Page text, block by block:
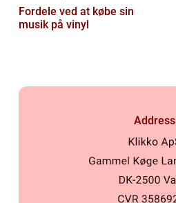
Fordele ved at købe sin
musik på vinyl
Address